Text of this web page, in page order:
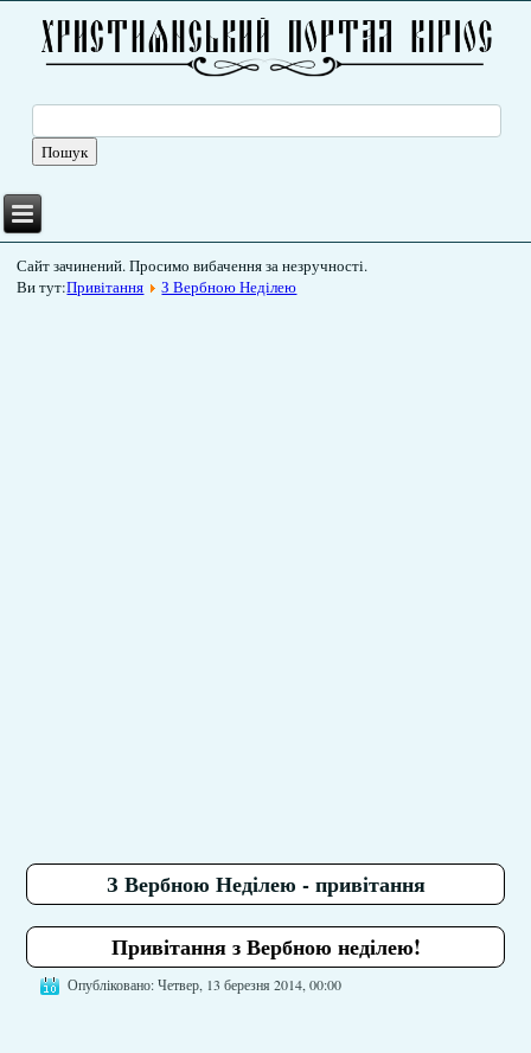
Сайт зачинений. Просимо вибачення за незручності.
Ви тут:Привітання З Вербною Неділею
З Вербною Неділею - привітання
Привітання з Вербною неділею!
Опубліковано: Четвер, 13 березня 2014, 00:00